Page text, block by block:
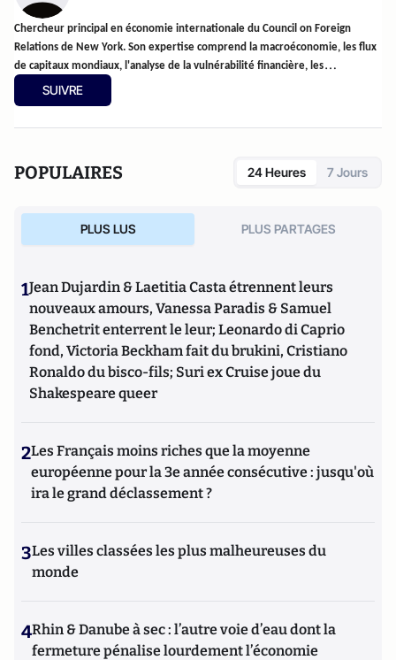
Chercheur principal en économie internationale du Council on Foreign
Relations de New York. Son expertise comprend la macroéconomie, les flux
de capitaux mondiaux, l'analyse de la vulnérabilité financière, les
restructurations de la dette souveraine et la gestion des crises financières. Il
blogue sur Follow the Money (
SUIVRE
POPULAIRES 24 Heures 7 Jours
PLUS LUS PLUS PARTAGES
1Jean Dujardin & Laetitia Casta étrennent leurs
nouveaux amours, Vanessa Paradis & Samuel
Benchetrit enterrent le leur; Leonardo di Caprio
fond, Victoria Beckham fait du brukini, Cristiano
Ronaldo du bisco-fils; Suri ex Cruise joue du
Shakespeare queer
2Les Français moins riches que la moyenne
européenne pour la 3e année consécutive : jusqu'où
ira le grand déclassement ?
3Les villes classées les plus malheureuses du
monde
4Rhin & Danube à sec : l’autre voie d’eau dont la
fermeture pénalise lourdement l’économie